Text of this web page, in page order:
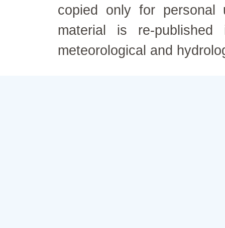
copied only for personal
material is re-
meteorological and